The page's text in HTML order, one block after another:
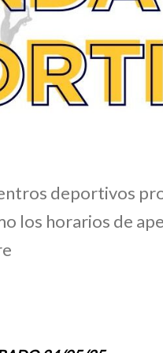
deportivos
los horarios de